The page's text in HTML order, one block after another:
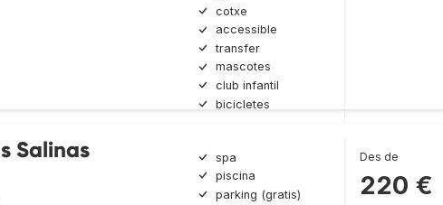
cotxe
accessible
transfer
mascotes
club infantil
bicicletes
Salinas
spa
piscina
parking (gratis)
Des de
220 €